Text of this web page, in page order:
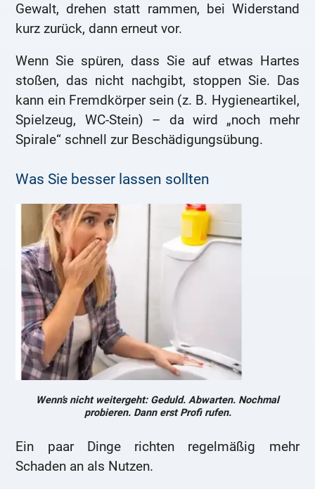
Gewalt, drehen statt rammen, bei Widerstand
kurz zurück, dann erneut vor.
Wenn Sie spüren, dass Sie auf etwas Hartes
stoßen, das nicht nachgibt, stoppen Sie. Das
kann ein Fremdkörper sein (z. B. Hygieneartikel,
Spielzeug, WC-Stein) – da wird „noch mehr
Spirale“ schnell zur Beschädigungsübung.
Was Sie besser lassen sollten
Wenn’s nicht weitergeht: Geduld. Abwarten. Nochmal
probieren. Dann erst Profi rufen.
Ein paar Dinge richten regelmäßig mehr
Schaden an als Nutzen.